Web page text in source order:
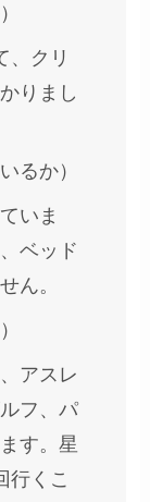
、クリ
りまし
るか）
いま
ベッド
ん。
アスレ
フ、パ
す。星
行くこ